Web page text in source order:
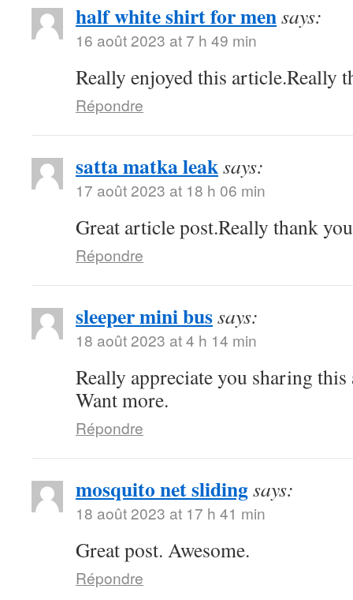
half white shirt for mensays:
16 août 2023 at 7 h 49 min
Really enjoyed this article.Really
Répondre
satta matka leaksays:
17 août 2023 at 18 h 06 min
Great article post.Really thank
Répondre
sleeper mini bussays:
18 août 2023 at 4 h 14 min
Really appreciate you sharing
Want more.
Répondre
mosquito net slidingsays:
18 août 2023 at 17 h 41 min
Great post. Awesome.
Répondre